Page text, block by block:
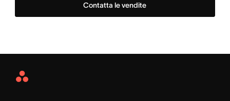
Contatta le vendite
Asana